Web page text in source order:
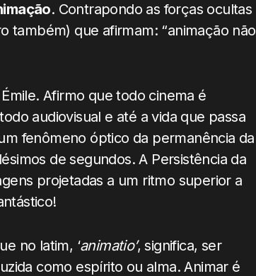
. Contrapondo as forças ocultas
também) que afirmam: “animação não
Afirmo que todo cinema é
audiovisual e até a vida que passa
fenômeno óptico da permanência da
de segundos. A Persistência da
projetadas a um ritmo superior a
no latim, ‘animatio’, significa, ser
como espírito ou alma. Animar é